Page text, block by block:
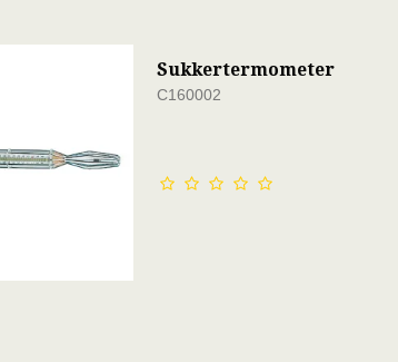
Sukkertermometer
C160002